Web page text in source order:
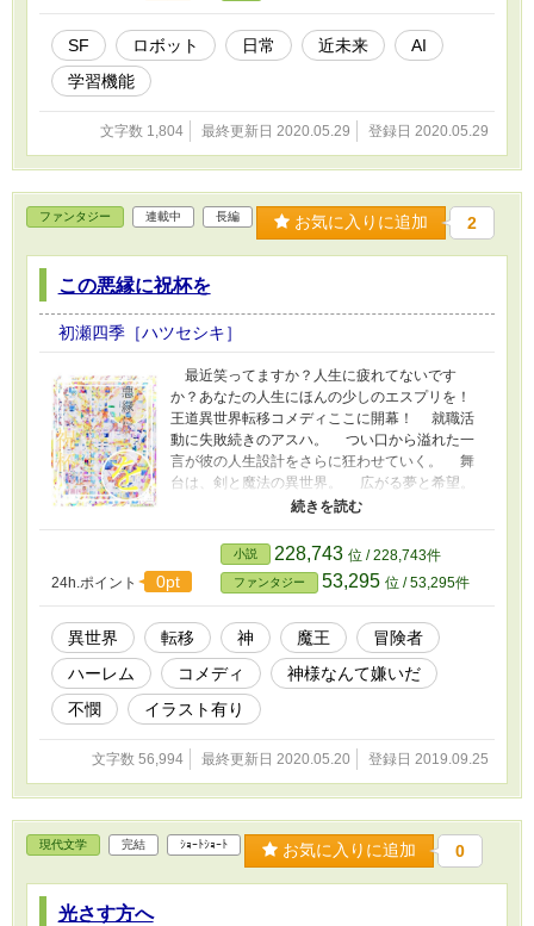
SF ロボット 日常 近未来
AI
学習機能
文字数 1,804 最終更新日 2020.05.29 登録日 2020.05.29
ファンタジー 連載中 長編 お気に入りに追加 2
この悪縁に祝杯を
初瀬四季［ハツセシキ］
最近笑ってますか？人生に疲れてないです
か？あなたの人生にほんの少しのエスプリを！
王道異世界転移コメディここに開幕！ 就職活
動に失敗続きのアスハ。 つい口から溢れた一
言が彼の人生設計をさらに狂わせていく。 舞
台は、剣と魔法の異世界。 広がる夢と希望。
増えていく仲間たち。 仲間・・・・・・た
そっちには曲がらない！やめっ！ アスハの明
日はどっちだ！ 不定期更新です！
24h.ポイント
0pt
小説 228,743 位 / 228,743件
ファンタジー 53,295 位 / 53,295件
異世界 転移 神 魔王
冒険者
ハーレム
コメディ
神様なんて嫌いだ
不憫
イラスト有り
文字数 56,994 最終更新日 2020.05.20 登録日 2019.09.25
現代文学 完結 ｼｮｰﾄｼｮｰﾄ お気に入りに追加 0
光さす方へ